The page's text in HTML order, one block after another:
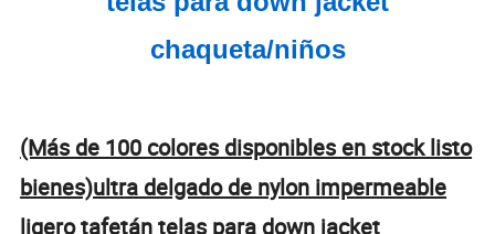
chaqueta/niños
(Más de 100 colores disponibles en stock listo
bienes)ultra delgado de nylon impermeable
ligero tafetán telas para down jacket